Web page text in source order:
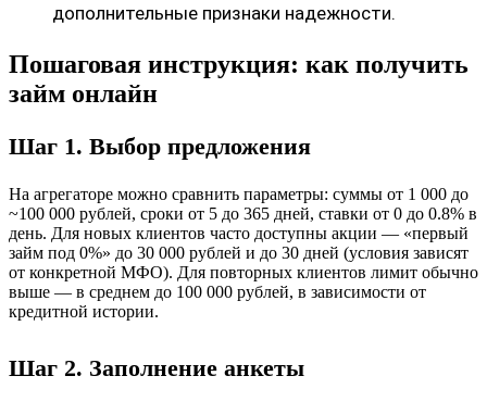
дополнительные признаки надежности.
Пошаговая инструкция: как получить
займ онлайн
Шаг 1. Выбор предложения
На агрегаторе можно сравнить параметры: суммы от 1 000 до
~100 000 рублей, сроки от 5 до 365 дней, ставки от 0 до 0.8% в
день. Для новых клиентов часто доступны акции — «первый
займ под 0%» до 30 000 рублей и до 30 дней (условия зависят
от конкретной МФО). Для повторных клиентов лимит обычно
выше — в среднем до 100 000 рублей, в зависимости от
кредитной истории.
Шаг 2. Заполнение анкеты